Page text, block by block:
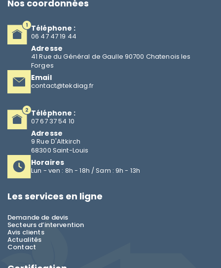
Nos coordonnées
Téléphone :
06 47 47 19 44
Adresse
41 Rue du Général de Gaulle 90700 Chatenois les
Forges
Email
contact@tekdiag.fr
Téléphone :
07 67 37 54 10
Adresse
9 Rue D'Altkirch
68300 Saint-Louis
Horaires
Lun - ven : 8h - 18h / Sam : 9h - 13h
Les services en ligne
Demande de devis
Secteurs d’intervention
Avis clients
Actualités
Contact